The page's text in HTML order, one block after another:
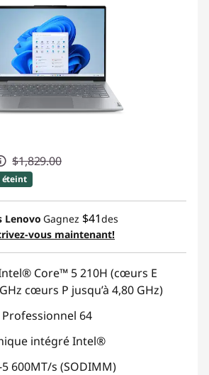
$1,829.00
éteint
:-$440.00
5 units per order
Lenovo Gagnez $41des
vous maintenant!
Core™ 5 210H (cœurs E
cœurs P jusqu’à 4,80 GHz)
64
intégré Intel®
5 600MT/s (SODIMM)